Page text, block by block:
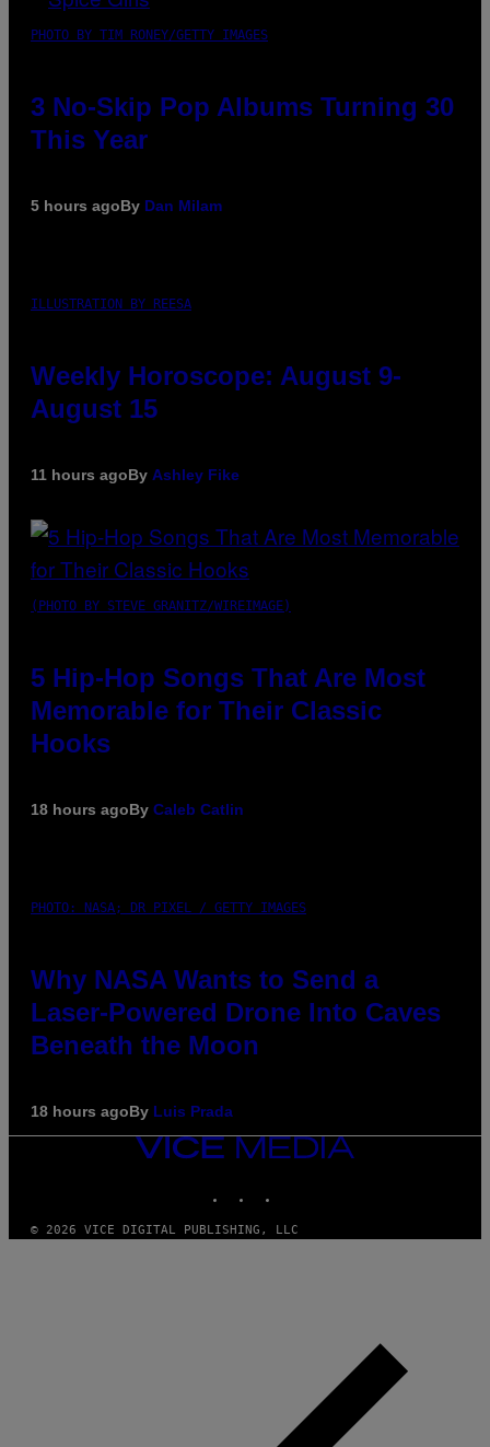
PHOTO BY TIM RONEY/GETTY IMAGES
3 No-Skip Pop Albums Turning 30
This Year
5 hours agoBy Dan Milam
ILLUSTRATION BY REESA
Weekly Horoscope: August 9-
August 15
11 hours agoBy Ashley Fike
(PHOTO BY STEVE GRANITZ/WIREIMAGE)
5 Hip-Hop Songs That Are Most
Memorable for Their Classic
Hooks
18 hours agoBy Caleb Catlin
PHOTO: NASA; DR PIXEL / GETTY IMAGES
Why NASA Wants to Send a
Laser-Powered Drone Into Caves
Beneath the Moon
18 hours agoBy Luis Prada
VICE
© 2026 VICE DIGITAL PUBLISHING, LLC